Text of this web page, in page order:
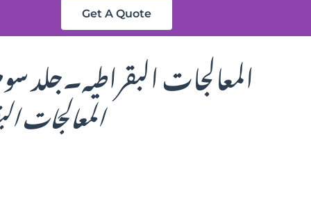
Get A Quote
المعالجات البقراطیہ۔جلد
المعالجات